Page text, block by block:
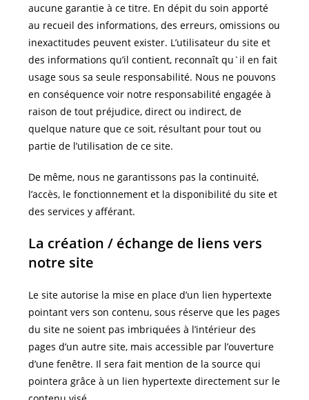
aucune garantie à ce titre. En dépit du soin apporté
au recueil des informations, des erreurs, omissions ou
inexactitudes peuvent exister. L’utilisateur du site et
des informations qu’il contient, reconnaît qu`il en fait
usage sous sa seule responsabilité. Nous ne pouvons
en conséquence voir notre responsabilité engagée à
raison de tout préjudice, direct ou indirect, de
quelque nature que ce soit, résultant pour tout ou
partie de l’utilisation de ce site.
De même, nous ne garantissons pas la continuité,
l’accès, le fonctionnement et la disponibilité du site et
des services y afférant.
La création / échange de liens vers
notre site
Le site autorise la mise en place d’un lien hypertexte
pointant vers son contenu, sous réserve que les pages
du site ne soient pas imbriquées à l’intérieur des
pages d’un autre site, mais accessible par l’ouverture
d’une fenêtre. Il sera fait mention de la source qui
pointera grâce à un lien hypertexte directement sur le